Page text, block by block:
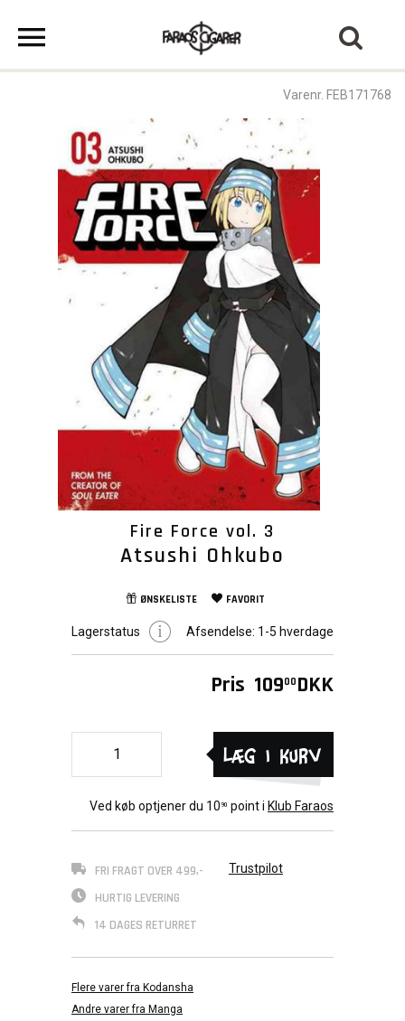
Varenr. FEB171768
Fire Force vol. 3
Atsushi Ohkubo
ØNSKELISTE FAVORIT
Lagerstatus Afsendelse: 1-5 hverdage
Pris 10900 DKK
Læg i kurv
Ved køb optjener du 1090 point i Klub Faraos
FRI FRAGT OVER 499,-
HURTIG LEVERING
14 DAGES RETURRET
Trustpilot
Flere varer fra Kodansha
Andre varer fra Manga